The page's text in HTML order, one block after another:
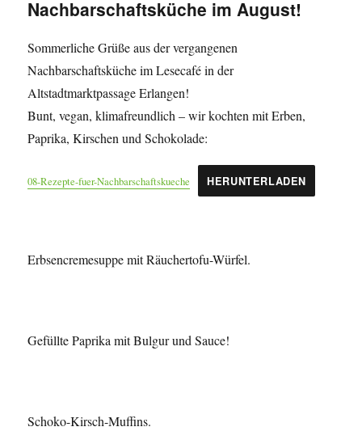
Nachbarschaftsküche im August!
Sommerliche Grüße aus der vergangenen
Nachbarschaftsküche im Lesecafé in der
Altstadtmarktpassage Erlangen!
Bunt, vegan, klimafreundlich – wir kochten mit Erben,
Paprika, Kirschen und Schokolade:
08-Rezepte-fuer-Nachbarschaftskueche HERUNTERLADEN
Erbsencremesuppe mit Räuchertofu-Würfel.
Gefüllte Paprika mit Bulgur und Sauce!
Schoko-Kirsch-Muffins.